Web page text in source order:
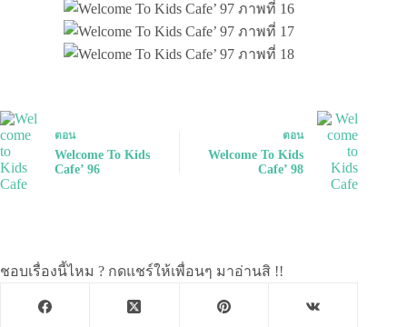
ตอน
Welcome To Kids
Cafe’ 96
ตอน
Welcome To Kids
Cafe’ 98
ชอบเรื่องนี้ไหม ? กดแชร์ให้เพื่อนๆ มาอ่านสิ !!